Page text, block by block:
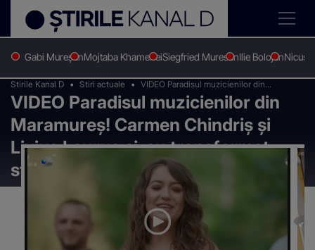
Gabi MureșanMojtaba KhameneiSiegfried MuresanIlie Bolojan
Stirile Kanal D Stiri actuale
VIDEO Paradisul muzicienilor din
Maramureș! Carmen Chindriș și Livius
Lauruc și-au transformat studioul
VIDEO Paradisul muzicienilor din
Maramureș! Carmen Chindriș și
Livius Lauruc și-au transformat
studioul